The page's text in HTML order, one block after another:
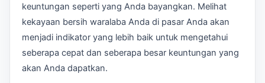
keuntungan seperti yang Anda bayangkan. Melihat
kekayaan bersih waralaba Anda di pasar Anda akan
menjadi indikator yang lebih baik untuk mengetahui
seberapa cepat dan seberapa besar keuntungan yang
akan Anda dapatkan.